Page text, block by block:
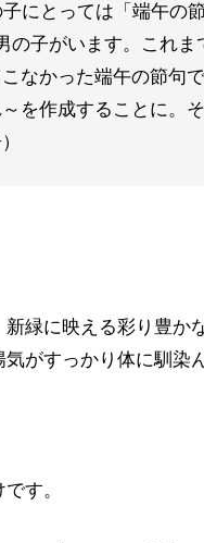
にとっては「端午の
子がいます。これ
なかった端午の節句
を作成することに。
緑に映える彩り豊か
がすっかり体に馴染
す。